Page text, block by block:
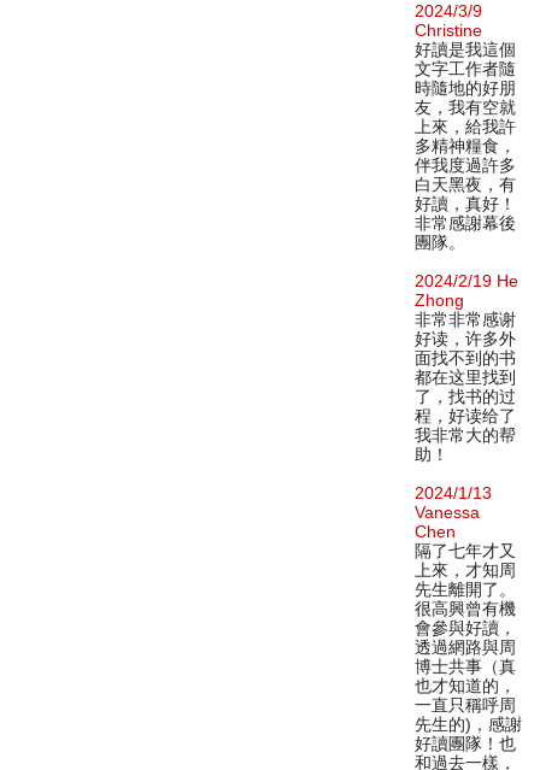
2024/3/9
Christine
好讀是我這個
文字工作者隨
時隨地的好朋
友，我有空就
上來，給我許
多精神糧食，
伴我度過許多
白天黑夜，有
好讀，真好！
非常感謝幕後
團隊。
2024/2/19 He
Zhong
非常非常感谢
好读，许多外
面找不到的书
都在这里找到
了，找书的过
程，好读给了
我非常大的帮
助！
2024/1/13
Vanessa
Chen
隔了七年才又
上來，才知周
先生離開了。
很高興曾有機
會參與好讀，
透過網路與周
博士共事（真
也才知道的，
一直只稱呼周
先生的)，感謝
好讀團隊！也
和過去一樣，